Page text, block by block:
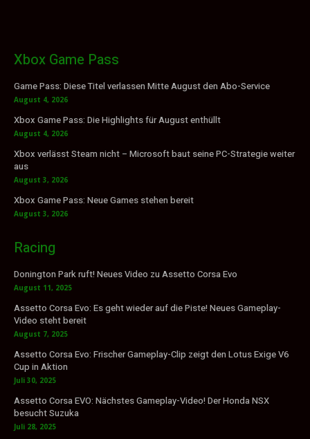
Xbox Game Pass
Game Pass: Diese Titel verlassen Mitte August den Abo-Service
August 4, 2026
Xbox Game Pass: Die Highlights für August enthüllt
August 4, 2026
Xbox verlässt Steam nicht – Microsoft baut seine PC-Strategie weiter
aus
August 3, 2026
Xbox Game Pass: Neue Games stehen bereit
August 3, 2026
Racing
Donington Park ruft! Neues Video zu Assetto Corsa Evo
August 11, 2025
Assetto Corsa Evo: Es geht wieder auf die Piste! Neues Gameplay-
Video steht bereit
August 7, 2025
Assetto Corsa Evo: Frischer Gameplay-Clip zeigt den Lotus Exige V6
Cup in Aktion
Juli 30, 2025
Assetto Corsa EVO: Nächstes Gameplay-Video! Der Honda NSX
besucht Suzuka
Juli 28, 2025